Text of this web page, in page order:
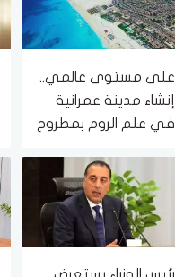
على مستوى عالمي..
إنشاء مدينة عمرانية
في علم الروم بمطروح